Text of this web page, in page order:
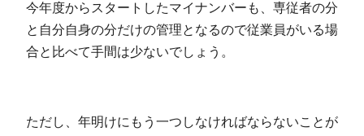
今年度からスタートしたマイナンバーも、専従者の分
と自分自身の分だけの管理となるので従業員がいる場
合と比べて手間は少ないでしょう。
ただし、年明けにもう一つしなければならないことが